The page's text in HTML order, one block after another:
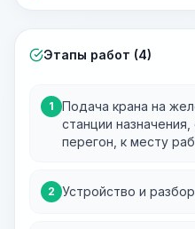
Этапы работ (4)
1
Подача крана на
станции
перегон, к месту
2 Устройство и